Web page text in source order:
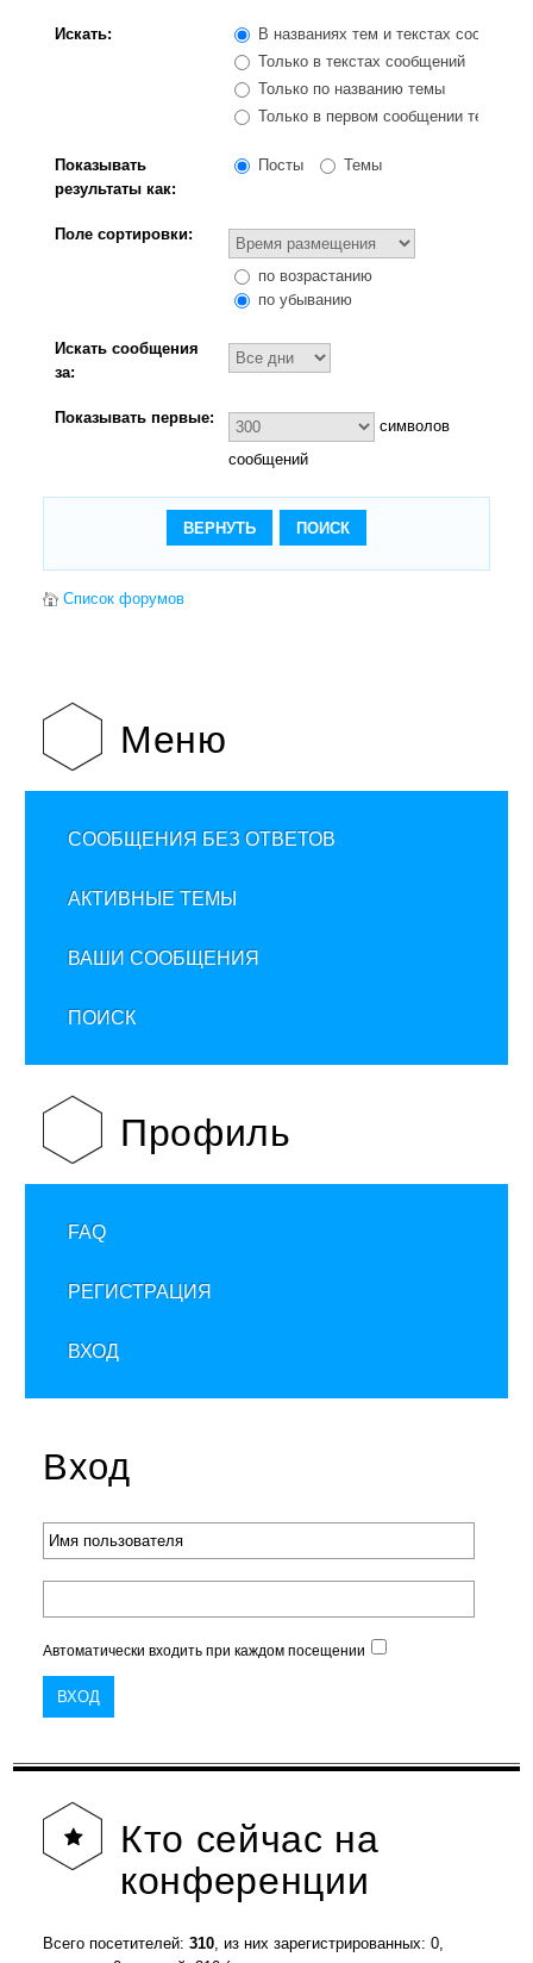
Искать:
В названиях тем и текстах
Только в текстах сообщений
Только по названию темы
Только в первом сообщении темы
Показывать
результаты как:
Посты Темы
Поле сортировки:
по возрастанию
по убыванию
Искать сообщения
за:
Показывать первые: символов
сообщений
Список форумов
Меню
СООБЩЕНИЯ БЕЗ ОТВЕТОВ
АКТИВНЫЕ ТЕМЫ
ВАШИ СООБЩЕНИЯ
ПОИСК
Профиль
FAQ
РЕГИСТРАЦИЯ
ВХОД
Вход
Автоматически входить при каждом посещении
Кто сейчас на
конференции
Всего посетителей:310, из них зарегистрированных: 0,